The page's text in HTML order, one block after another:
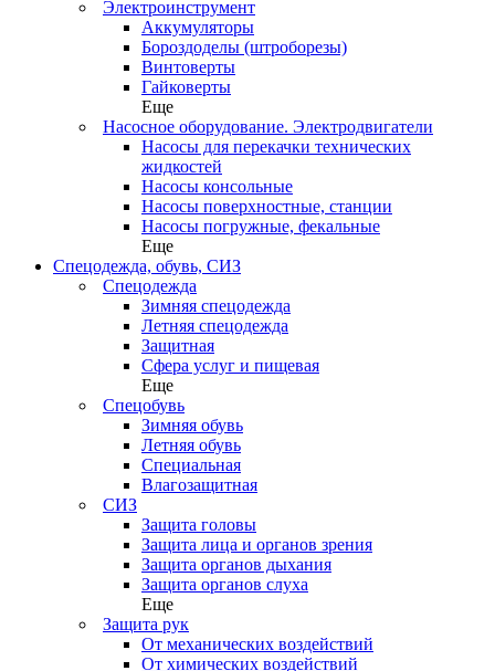
Электроинструмент
Аккумуляторы
Бороздоделы (штроборезы)
Винтоверты
Гайковерты
Еще
Насосное оборудование. Электродвигатели
Насосы для перекачки технических
жидкостей
Насосы консольные
Насосы поверхностные, станции
Насосы погружные, фекальные
Еще
Спецодежда, обувь, СИЗ
Спецодежда
Зимняя спецодежда
Летняя спецодежда
Защитная
Сфера услуг и пищевая
Еще
Спецобувь
Зимняя обувь
Летняя обувь
Специальная
Влагозащитная
СИЗ
Защита головы
Защита лица и органов зрения
Защита органов дыхания
Защита органов слуха
Еще
Защита рук
От механических воздействий
От химических воздействий